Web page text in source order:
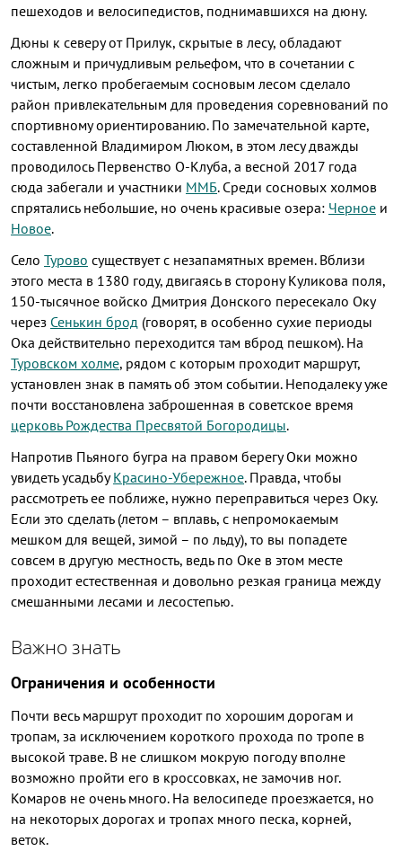
пешеходов и велосипедистов, поднимавшихся на дюну.
Дюны к северу от Прилук, скрытые в лесу, обладают
сложным и причудливым рельефом, что в сочетании с
чистым, легко пробегаемым сосновым лесом сделало
район привлекательным для проведения соревнований по
спортивному ориентированию. По замечательной карте,
составленной Владимиром Люком, в этом лесу дважды
проводилось Первенство О-Клуба, а весной 2017 года
сюда забегали и участники ММБ. Среди сосновых холмов
спрятались небольшие, но очень красивые озера: Черное и
Новое.
Село Турово существует с незапамятных времен. Вблизи
этого места в 1380 году, двигаясь в сторону Куликова поля,
150-тысячное войско Дмитрия Донского пересекало Оку
через Сенькин брод (говорят, в особенно сухие периоды
Ока действительно переходится там вброд пешком). На
Туровском холме, рядом с которым проходит маршрут,
установлен знак в память об этом событии. Неподалеку уже
почти восстановлена заброшенная в советское время
церковь Рождества Пресвятой Богородицы.
Напротив Пьяного бугра на правом берегу Оки можно
увидеть усадьбуКрасино-Убережное. Правда, чтобы
рассмотреть ее поближе, нужно переправиться через Оку.
Если это сделать (летом – вплавь, с непромокаемым
мешком для вещей, зимой – по льду), то вы попадете
совсем в другую местность, ведь по Оке в этом месте
проходит естественная и довольно резкая граница между
смешанными лесами и лесостепью.
Важно знать
Ограничения и особенности
Почти весь маршрут проходит по хорошим дорогам и
тропам, за исключением короткого прохода по тропе в
высокой траве. В не слишком мокрую погоду вполне
возможно пройти его в кроссовках, не замочив ног.
Комаров не очень много. На велосипеде проезжается, но
на некоторых дорогах и тропах много песка, корней,
веток.